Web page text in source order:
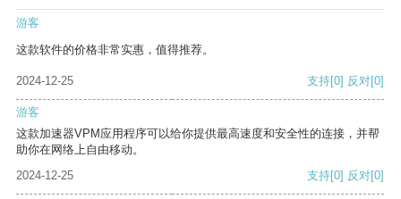
游客
这款软件的价格非常实惠，值得推荐。
2024-12-25 支持[0] 反对[0]
游客
这款加速器VPM应用程序可以给你提供最高速度和安全性的连接，并帮
助你在网络上自由移动。
2024-12-25
支持[0] 反对[0]